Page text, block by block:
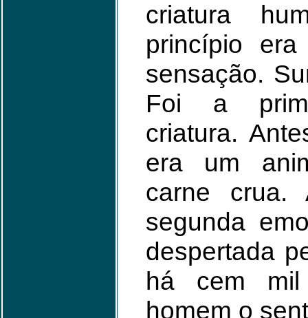
criatura
princípio
sensação.
Foi a
criatura.
era um
carne crua.
segunda
despertada
há cem
homem o